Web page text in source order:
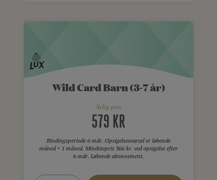
Wild Card Barn (3-7 år)
Årlig pris
579 KR
Bindingsperiode 6 mdr. Opsigelsesvarsel er løbende
måned + 1 måned. Mindstepris 366 kr. ved opsigelse efter
6 mdr. Løbende abonnement.